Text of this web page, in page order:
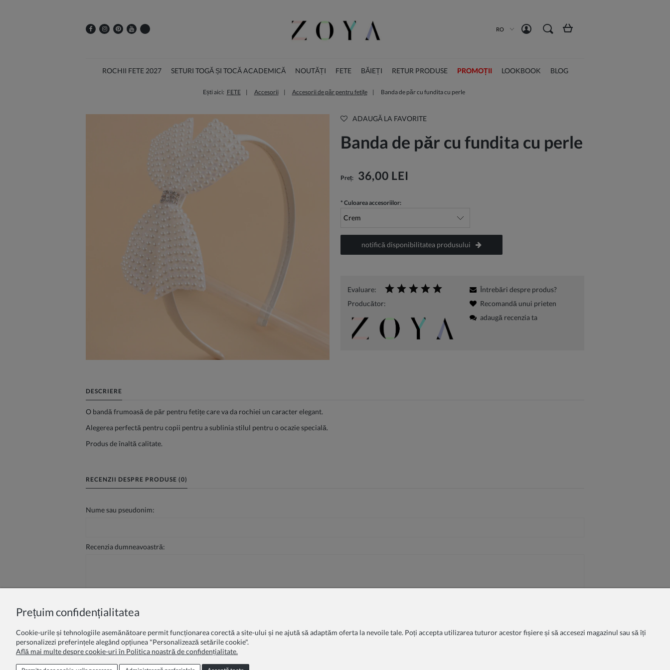
RO
ROCHII FETE 2027 SETURI TOGĂ ȘI TOCĂ ACADEMICĂ NOUTĂȚI FETE BĂIEȚI RETUR PRODUSE PROMOȚII LOOKBOOK BLOG
Ești aici: FETE Accesorii Accesorii de păr pentru fetițe Banda de păr cu fundita cu perle
ADAUGĂ LA FAVORITE
Banda de păr cu fundita cu perle
Preț: 36,00 LEI
* Culoarea accesoriilor:
notifică disponibilitatea produsului
Evaluare:
Producător:
Întrebări despre produs?
Recomandă unui prieten
adaugă recenzia ta
DESCRIERE
O bandă frumoasă de păr pentru fetițe care va da rochiei un caracter elegant.
Alegerea perfectă pentru copii pentru a sublinia stilul pentru o ocazie specială.
Produs de înaltă calitate.
RECENZII DESPRE PRODUSE (0)
Nume sau pseudonim:
Recenzia dumneavoastră:
Trimite
Program de loialitate Oferta educațională specială
Prețuim confidențialitatea
Cookie-urile și tehnologiile asemănătoare permit funcționarea corectă a site-ului și ne ajută să adaptăm oferta la nevoile tale. Poți accepta utilizarea tuturor acestor fișiere și să accesezi magazinul sau să îți
personalizezi preferințele alegând opțiunea "Personalizează setările cookie".
Află mai multe despre cookie-uri în Politica noastră de confidențialitate.